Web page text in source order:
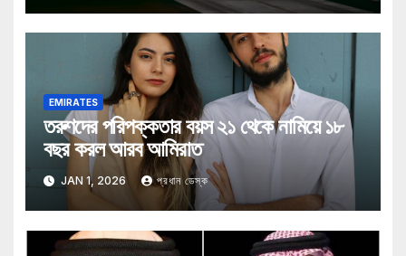
EMIRATES
তরুণদের পরিপক্কতার বয়স ২১ থেকে নামিয়ে ১৮
বছর করল আরব আমিরাত
JAN 1, 2026 প্রধান ডেস্ক